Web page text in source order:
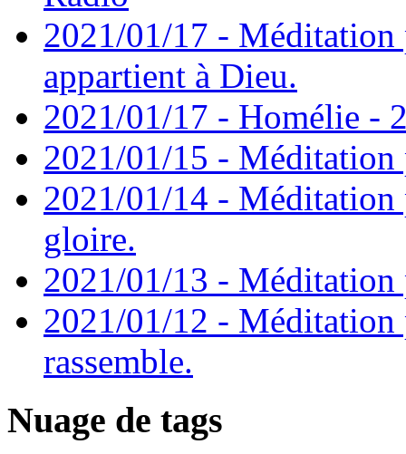
2021/01/17 - Méditation
appartient à Dieu.
2021/01/17 - Homélie -
2021/01/15 - Méditation
2021/01/14 - Méditation
gloire.
2021/01/13 - Méditation
2021/01/12 - Méditation
rassemble.
Nuage de tags